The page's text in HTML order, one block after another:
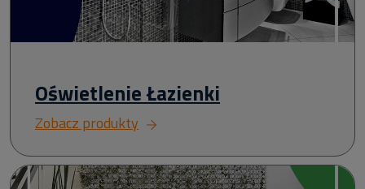
Oświetlenie Łazienki
Zobacz produkty